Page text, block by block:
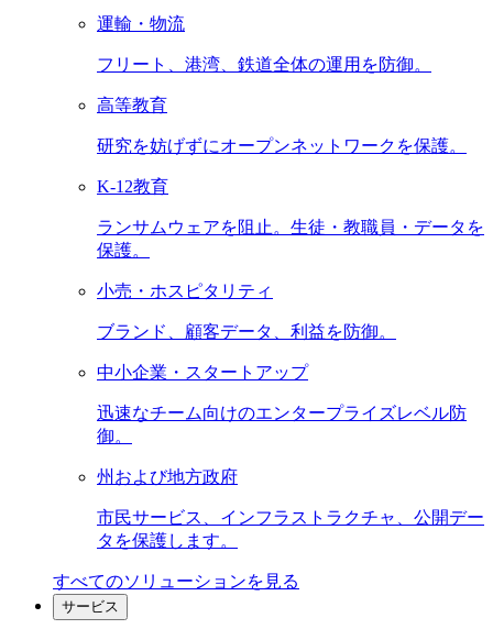
運輸・物流
フリート、港湾、鉄道全体の運用を防御。
高等教育
研究を妨げずにオープンネットワークを保護。
K-12教育
ランサムウェアを阻止。生徒・教職員・データを
保護。
小売・ホスピタリティ
ブランド、顧客データ、利益を防御。
中小企業・スタートアップ
迅速なチーム向けのエンタープライズレベル防
御。
州および地方政府
市民サービス、インフラストラクチャ、公開デー
タを保護します。
すべてのソリューションを見る
サービス